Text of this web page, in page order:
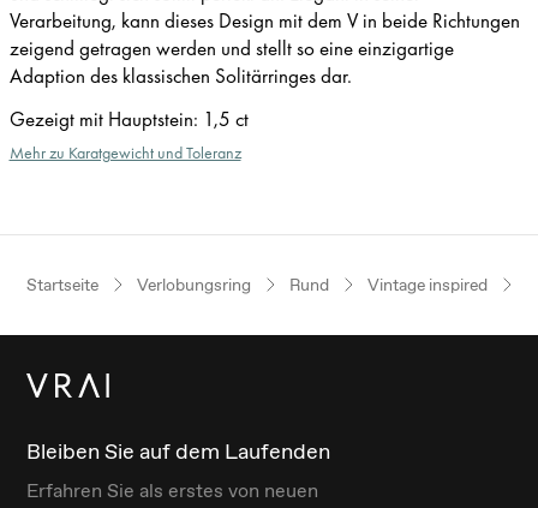
Verarbeitung, kann dieses Design mit dem V in beide Richtungen
zeigend getragen werden und stellt so eine einzigartige
Adaption des klassischen Solitärringes dar.
Gezeigt mit Hauptstein: 1,5 ct
Mehr zu Karatgewicht und Toleranz
Startseite Verlobungsring Rund Vintage inspired
Bleiben Sie auf dem Laufenden
Erfahren Sie als erstes von neuen